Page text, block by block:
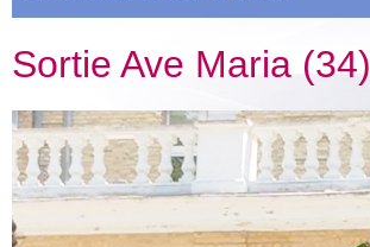
Sortie Ave Maria (34)